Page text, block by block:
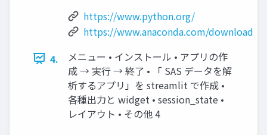
https://www.python.org/
https://www.anaconda.com/download
4.
メニュー • インストール • アプリの作
成 → 実行 → 終了 • 「 SAS データを解
析するアプリ」を streamlit で作成 •
各種出力と widget • session_state •
レイアウト • その他 4